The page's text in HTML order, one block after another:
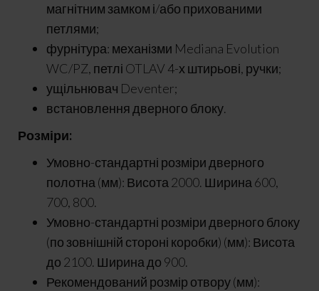
магнітним замком і/або прихованими
петлями;
фурнітура: механізми Mediana Evolution
WC/PZ, петлі OTLAV 4-х штирьові, ручки;
ущільнювач Deventer;
встановлення дверного блоку.
Розміри:
Умовно-стандартні розміри дверного
полотна (мм): Висота 2000. Ширина 600,
700, 800.
Умовно-стандартні розміри дверного блоку
(по зовнішній стороні коробки) (мм): Висота
до 2100. Ширина до 900.
Рекомендований розмір отвору (мм):